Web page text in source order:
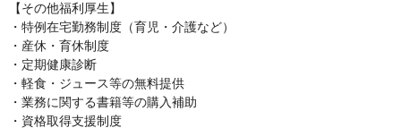
【その他福利厚生】
・特例在宅勤務制度（育児・介護など）
・産休・育休制度
・定期健康診断
・軽食・ジュース等の無料提供
・業務に関する書籍等の購入補助
・資格取得支援制度